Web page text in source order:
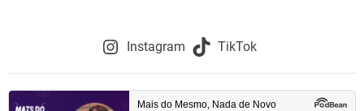
Instagram TikTok